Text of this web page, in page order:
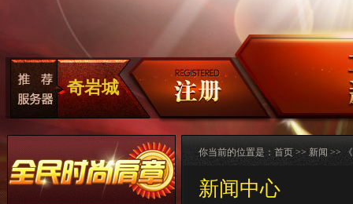
奇岩城
你当前的位置是： 首页 >> 新闻 >>
新闻中心